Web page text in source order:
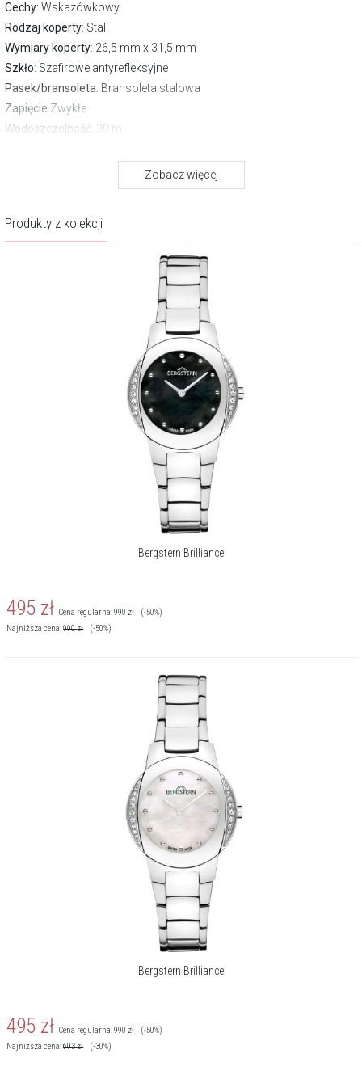
Cechy: Wskazówkowy
Rodzaj koperty: Stal
Wymiary koperty: 26,5 mm x 31,5 mm
Szkło: Szafirowe antyrefleksyjne
Pasek/bransoleta: Bransoleta stalowa
Zapięcie Zwykłe
Wodoszczelność: 30 m
Bergstern jest szczególną marką, powstałą z wielkich i szlachetnych
inspiracji. Pierwszą z nich jest urzekające piękno szwajcarskiego
krajobrazu, jego czystość, wzniosłość i majestatyczność. Miejsce, w
którym góry zdają się dotykać nieboskłonu, sięgać gwiazd. Druga to
siła ludzkiego charakteru i wszystkich cech sprawiających, że jest
zdolny rozwijać się, doskonalić, niezłomnie dążyć do sukcesów,
realizować śmiałe marzenia.
Zobacz więcej
Produkty z kolekcji
Bergstern Brilliance
495 zł Cena regularna:990zł
(-50%)
Najniższa cena:990zł (-50%)
Bergstern Brilliance
495 zł Cena regularna:990zł
(-50%)
Najniższa cena:693zł (-30%)